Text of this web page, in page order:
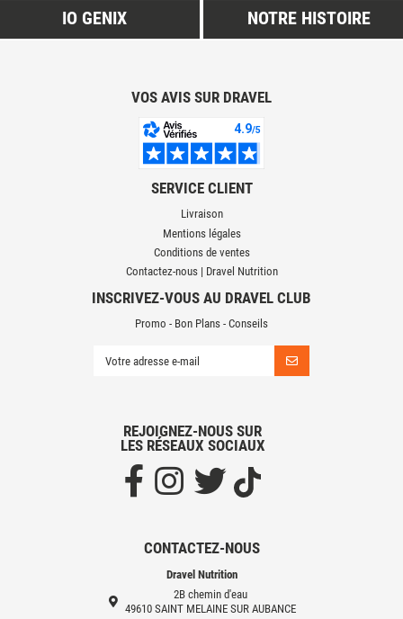
IO GENIX
NOTRE HISTOIRE
VOS AVIS SUR DRAVEL
SERVICE CLIENT
Livraison
Mentions légales
Conditions de ventes
Contactez-nous | Dravel Nutrition
CONTACTEZ-NOUS
Dravel Nutrition
2B chemin d'eau
49610 SAINT MELAINE SUR AUBANCE
INSCRIVEZ-VOUS AU DRAVEL CLUB
Promo - Bon Plans - Conseils
REJOIGNEZ-NOUS SUR
LES RÉSEAUX SOCIAUX